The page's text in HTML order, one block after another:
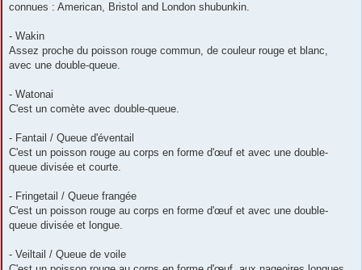
connues : American, Bristol and London shubunkin.
- Wakin
Assez proche du poisson rouge commun, de couleur rouge et blanc,
avec une double-queue.
- Watonai
C'est un comète avec double-queue.
- Fantail / Queue d'éventail
C'est un poisson rouge au corps en forme d'œuf et avec une double-
queue divisée et courte.
- Fringetail / Queue frangée
C'est un poisson rouge au corps en forme d'œuf et avec une double-
queue divisée et longue.
- Veiltail / Queue de voile